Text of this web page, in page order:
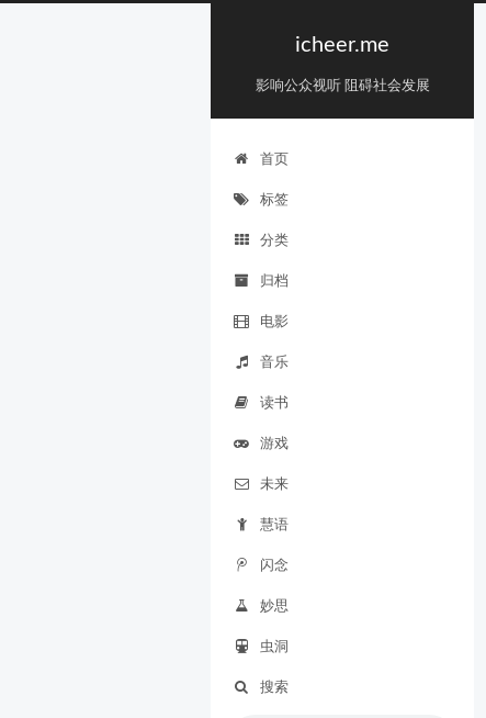
icheer.me
影响公众视听 阻碍社会发展
首页
标签
分类
归档
电影
音乐
读书
游戏
未来
慧语
闪念
妙思
虫洞
搜索